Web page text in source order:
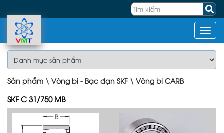
Sản phẩm \ Vòng bi - Bạc đạn SKF \ Vòng bi CARB
SKF C 31/750 MB